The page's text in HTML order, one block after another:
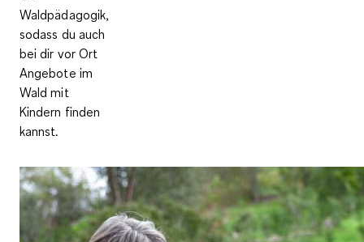
Waldpädagogik,
sodass du auch
bei dir vor Ort
Angebote im
Wald mit
Kindern finden
kannst.